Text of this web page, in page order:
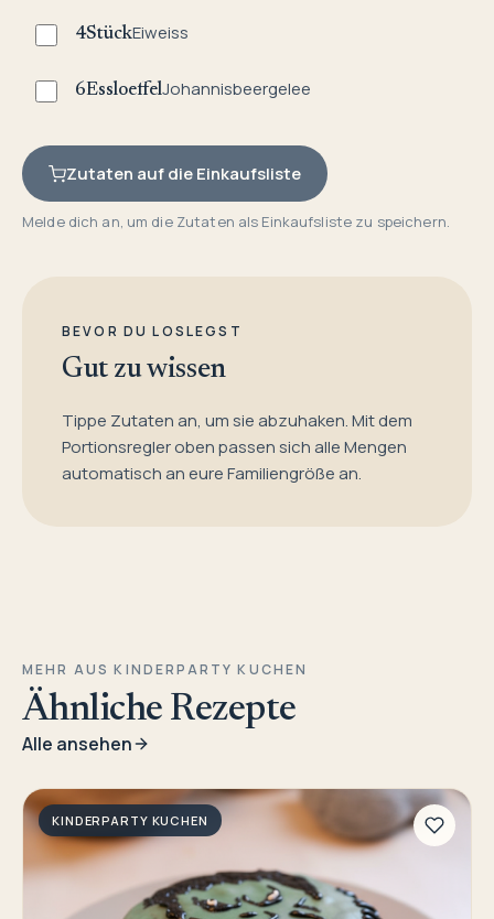
4StückEiweiss
6EssloeffelJohannisbeergelee
Zutaten auf die Einkaufsliste
Melde dich an, um die Zutaten als Einkaufsliste zu speichern.
BEVOR DU LOSLEGST
Gut zu wissen
Tippe Zutaten an, um sie abzuhaken. Mit dem
Portionsregler oben passen sich alle Mengen
automatisch an eure Familiengröße an.
MEHR AUS KINDERPARTY KUCHEN
Ähnliche Rezepte
Alle ansehen
KINDERPARTY KUCHEN